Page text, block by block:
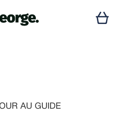
AU GUIDE